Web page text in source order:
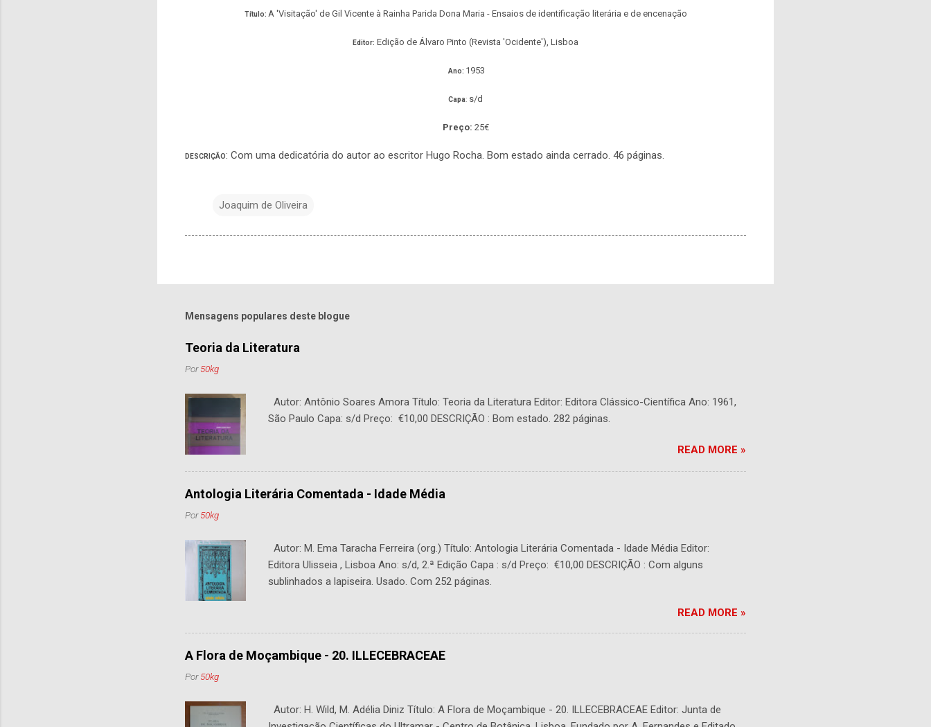
Título: A 'Visitação' de Gil Vicente à Rainha Parida Dona Maria - Ensaios de identificação literária e de encenação
Editor: Edição de Álvaro Pinto (Revista 'Ocidente'), Lisboa
Ano: 1953
Capa: s/d
Preço: 25€
DESCRIÇÃO: Com uma dedicatória do autor ao escritor Hugo Rocha. Bom estado ainda cerrado. 46 páginas.
Joaquim de Oliveira
Mensagens populares deste blogue
Teoria da Literatura
Por50kg
Autor: Antônio Soares Amora Título: Teoria da Literatura Editor: Editora Clássico-Científica Ano: 1961,
São Paulo Capa: s/d Preço: €10,00 DESCRIÇÃO : Bom estado. 282 páginas.
READ MORE »
Antologia Literária Comentada - Idade Média
Por50kg
Autor: M. Ema Taracha Ferreira (org.) Título: Antologia Literária Comentada - Idade Média Editor:
Editora Ulisseia , Lisboa Ano: s/d, 2.ª Edição Capa : s/d Preço: €10,00 DESCRIÇÃO : Com alguns
sublinhados a lapiseira. Usado. Com 252 páginas.
READ MORE »
A Flora de Moçambique - 20. ILLECEBRACEAE
Por50kg
Autor: H. Wild, M. Adélia Diniz Título: A Flora de Moçambique - 20. ILLECEBRACEAE Editor: Junta de